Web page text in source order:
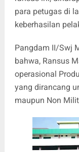
para petugas di
keberhasilan
Pangdam II/Swj
bahwa, Ransus
operasional
yang dirancang
maupun Non